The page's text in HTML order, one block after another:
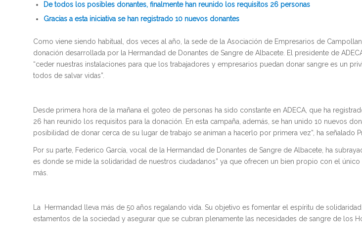
De todos los posibles donantes, finalmente han reunido los requisitos 26 personas
Gracias a esta iniciativa se han registrado 10 nuevos donantes
Como viene siendo habitual, dos veces al año, la sede de la Asociación de Empresarios de
donación desarrollada por la Hermandad de Donantes de Sangre de Albacete. El presidente de
“ceder nuestras instalaciones para que los trabajadores y empresarios puedan donar sangre es un
todos de salvar vidas”.
Desde primera hora de la mañana el goteo de personas ha sido constante en ADECA, que ha
26 han reunido los requisitos para la donación. En esta campaña, además, se han unido 10 nuevos
posibilidad de donar cerca de su lugar de trabajo se animan a hacerlo por primera vez”, ha señalado
Por su parte, Federico García, vocal de la Hermandad de Donantes de Sangre de Albacete, ha
es donde se mide la solidaridad de nuestros ciudadanos” ya que ofrecen un bien propio con el
más.
La Hermandad lleva más de 50 años regalando vida. Su objetivo es fomentar el espíritu de
estamentos de la sociedad y asegurar que se cubran plenamente las necesidades de sangre de los